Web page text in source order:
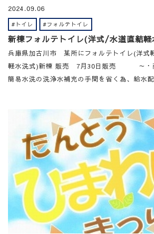
2024.09.06
#トイレ #フォルテトイレ
新棟フォルテトイレ(洋式/水道直結
兵庫県加古川市 某所にフォルテトイレ(洋式
軽水洗式)新棟 販売 7月30日販売 ～・商
簡易水洗の洗浄水補充の手間を省く為、給水